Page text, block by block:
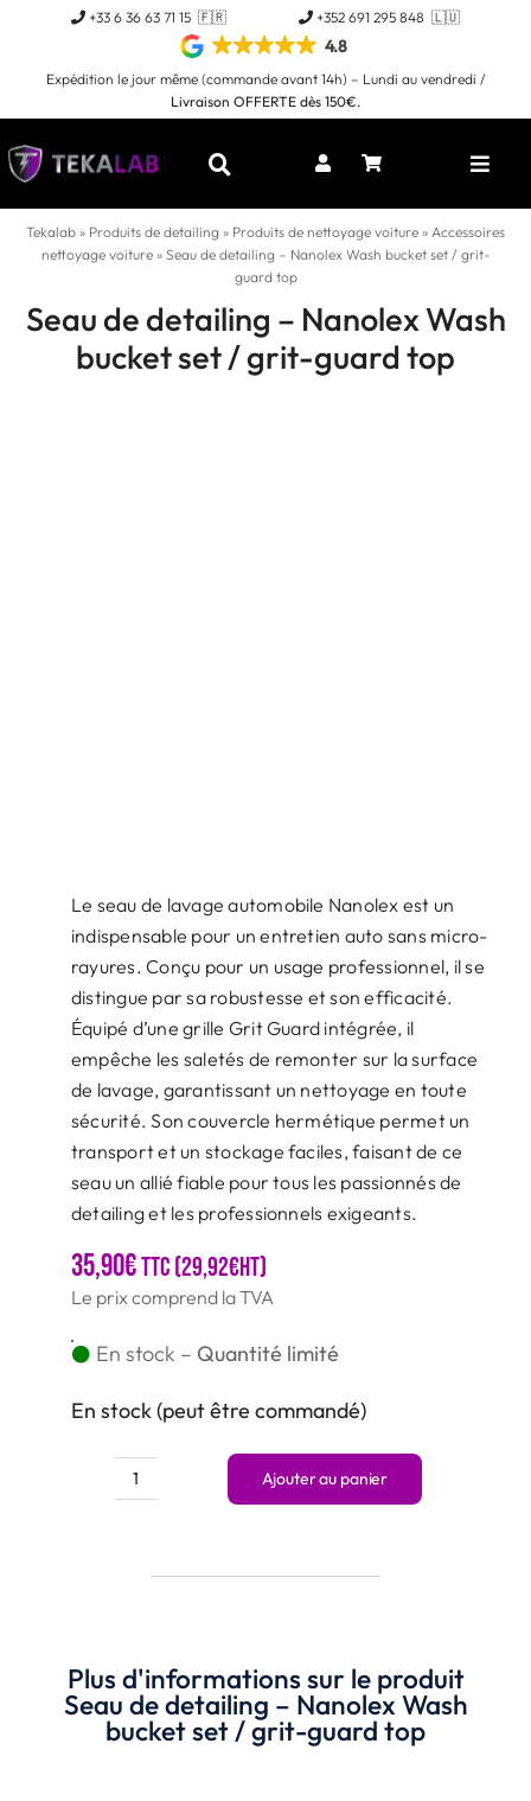
contenu
+33 6 36 63 71 15 🇫🇷 +352 691 295 848 🇱🇺
4.8
Expédition le jour même (commande avant 14h) – Lundi au vendredi /
Livraison OFFERTE dès 150€.
Toggle
Tekalab » Produits de detailing » Produits de nettoyage voiture » Accessoires
nettoyage voiture» Seau de detailing – Nanolex Wash bucket set / grit-
guard top
Seau de detailing – Nanolex Wash
bucket set / grit-guard top
Le seau de lavage automobile Nanolex est un
indispensable pour un entretien auto sans micro-
rayures. Conçu pour un usage professionnel, il se
distingue par sa robustesse et son efficacité.
Équipé d’une grille Grit Guard intégrée, il
empêche les saletés de remonter sur la surface
de lavage, garantissant un nettoyage en toute
sécurité. Son couvercle hermétique permet un
transport et un stockage faciles, faisant de ce
seau un allié fiable pour tous les passionnés de
detailing et les professionnels exigeants.
35,90€TTC (29,92€HT)
Le prix comprend la TVA
En stock – Quantité limité
En stock (peut être commandé)
quantité
Nanolex
Wash
Ajouter au panier
Plus d'informations sur le produit
Seau de detailing – Nanolex Wash
bucket set / grit-guard top